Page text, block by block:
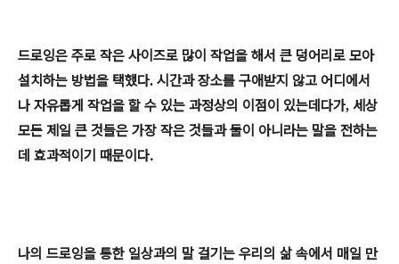
드로잉은 주로 작은 사이즈로 많이 작업을 해서 큰 덩어리로 모아
설치하는 방법을 택했다. 시간과 장소를 구애받지 않고 어디에서
나 자유롭게 작업을 할 수 있는 과정상의 이점이 있는데다가, 세상
모든 제일 큰 것들은 가장 작은 것들과 둘이 아니라는 말을 전하는
데 효과적이기 때문이다.
나의 드로잉을 통한 일상과의 말 걸기는 우리의 삶 속에서 매일 만